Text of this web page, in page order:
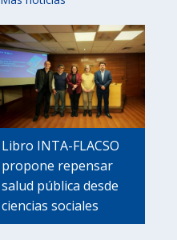
Libro INTA-FLACSO
propone repensar
salud pública desde
ciencias sociales